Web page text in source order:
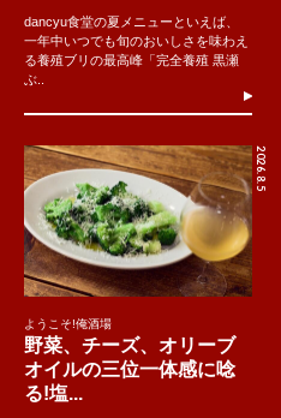
dancyu食堂の夏メニューといえば、
一年中いつでも旬のおいしさを味わえ
る養殖ブリの最高峰「完全養殖 黒瀬
ぶ..
2026.8.5
ようこそ!俺酒場
野菜、チーズ、オリーブ
オイルの三位一体感に唸
る!塩...